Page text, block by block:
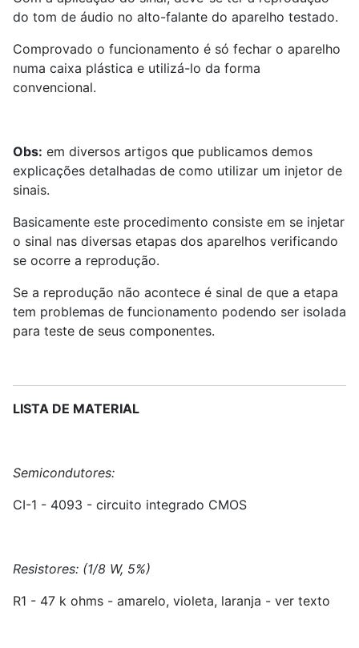
do tom de áudio no alto-falante do aparelho testado.
Comprovado o funcionamento é só fechar o aparelho
numa caixa plástica e utilizá-lo da forma
convencional.
Obs: em diversos artigos que publicamos demos
explicações detalhadas de como utilizar um injetor de
sinais.
Basicamente este procedimento consiste em se injetar
o sinal nas diversas etapas dos aparelhos verificando
se ocorre a reprodução.
Se a reprodução não acontece é sinal de que a etapa
tem problemas de funcionamento podendo ser isolada
para teste de seus componentes.
LISTA DE MATERIAL
Semicondutores:
CI-1 - 4093 - circuito integrado CMOS
Resistores: (1/8 W, 5%)
R1 - 47 k ohms - amarelo, violeta, laranja - ver texto